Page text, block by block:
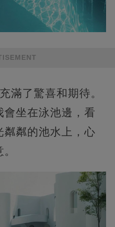
滿了驚喜和期待。
坐在泳池邊，看
粼的池水上，心